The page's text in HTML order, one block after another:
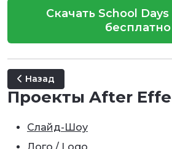
Скачать School
бесплатно
Предыдущий: Kids Opener
Назад
Проекты After
Слайд-Шоу
Лого / Logo